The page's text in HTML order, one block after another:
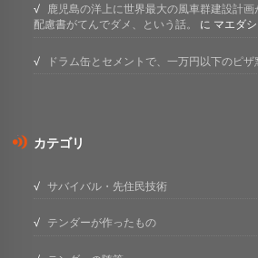
鹿児島の洋上に世界最大の風車群建設計
配慮書がてんでダメ、という話。
に マエダ
ドラム缶とセメントで、一万円以下のピザ
カテゴリ
サバイバル・先住民技術
テンダーが作ったもの